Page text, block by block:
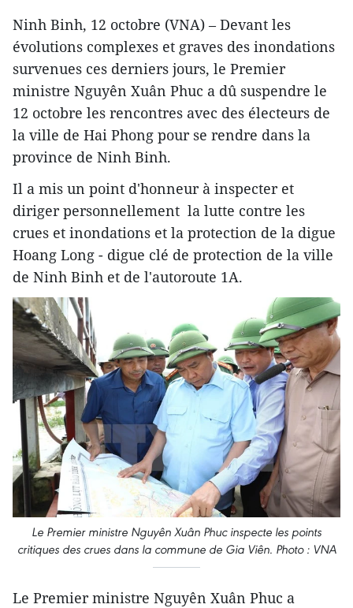
Ninh Binh, 12 octobre (VNA) – Devant les
évolutions complexes et graves des inondations
survenues ces derniers jours, le Premier
ministre Nguyên Xuân Phuc a dû suspendre le
12 octobre les rencontres avec des électeurs de
la ville de Hai Phong pour se ​rendre dans la
province de Ninh Binh.
Il a mis un point d'honneur à inspecter et
diriger personnellement la lutte contre les
crues et inondations et la protection de la digue
Hoang Long - digue clé de protection de la ville
de Ninh Binh et de l'autoroute 1A.
Le Premier ministre Nguyên Xuân Phuc inspecte les points
critiques des crues dans la commune de Gia Viên. Photo : VNA
Le Premier ministre Nguyên Xuân Phuc a